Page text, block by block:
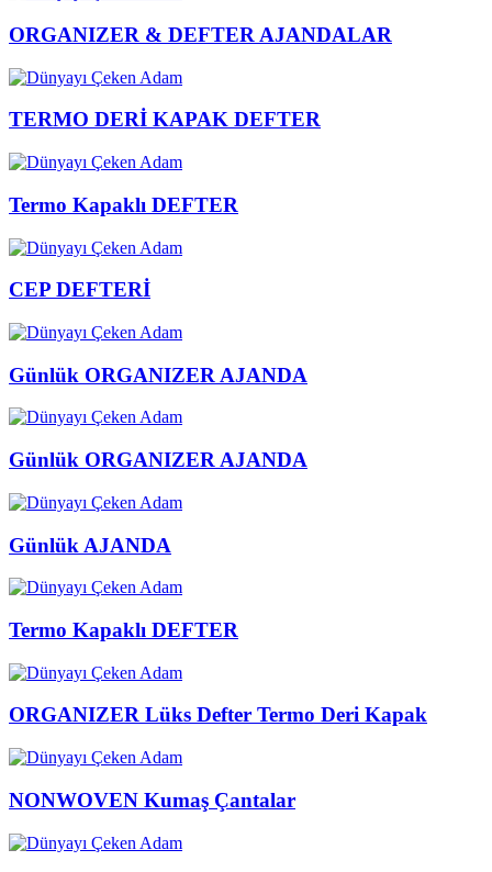
ORGANIZER & DEFTER AJANDALAR
TERMO DERİ KAPAK DEFTER
Termo Kapaklı DEFTER
CEP DEFTERİ
Günlük ORGANIZER AJANDA
Günlük ORGANIZER AJANDA
Günlük AJANDA
Termo Kapaklı DEFTER
ORGANIZER Lüks Defter Termo Deri Kapak
NONWOVEN Kumaş Çantalar